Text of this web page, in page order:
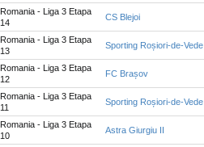
Romania - Liga 3 Etapa
14
CS Blejoi
Romania - Liga 3 Etapa
13
Sporting Roșiori-de-Vede
Romania - Liga 3 Etapa
12
FC Brașov
Romania - Liga 3 Etapa
11
Sporting Roșiori-de-Vede
Romania - Liga 3 Etapa
10
Astra Giurgiu II